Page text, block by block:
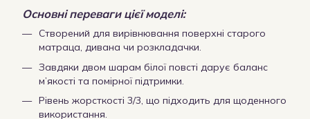
Основні переваги цієї моделі:
Створений для вирівнювання поверхні старого
матраца, дивана чи розкладачки.
Завдяки двом шарам білої повсті дарує баланс
м’якості та помірної підтримки.
Рівень жорсткості 3/3, що підходить для щоденного
використання.